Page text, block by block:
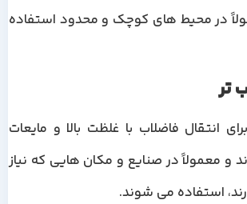
در محیط های کوچک و محدود استفاده
انتقال فاضلاب با غلظت بالا و مایعات
و معمولاً در صنایع و مکان هایی که نیاز
استفاده می شوند.